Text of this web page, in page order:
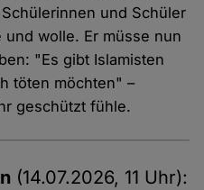
und Schüler
wolle. Er müsse nun
"Es gibt Islamisten
töten möchten" –
geschützt fühle.
(14.07.2026, 11 Uhr):